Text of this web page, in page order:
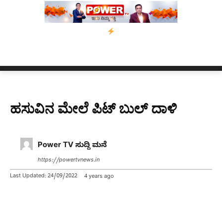
ಬೆಂಗಳೂರಿನಿಂದ ಅಸ್ಸಾಂ ಪ್ರವಾಹ ಸಂತ್ರಸ್ತರಿಗೆ
ಹಸುವಿನ ಮೇಲೆ ಪಿಟ್ ಬುಲ್ ದಾಳಿ
Power TV ಸುದ್ದಿ ಮನೆ
https://powertvnews.in
Last Updated: 24/09/2022 4 years ago